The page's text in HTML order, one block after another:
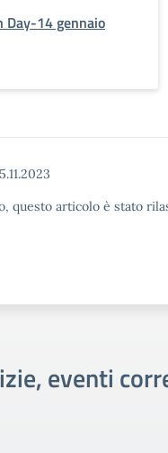
Day-14 gennaio
questo articolo è stato
eventi